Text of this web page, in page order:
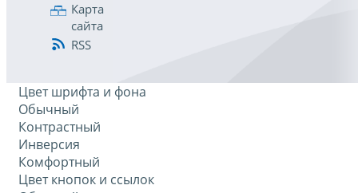
Карта
сайта
RSS
Цвет шрифта и фона
Обычный
Контрастный
Инверсия
Комфортный
Цвет кнопок и ссылок